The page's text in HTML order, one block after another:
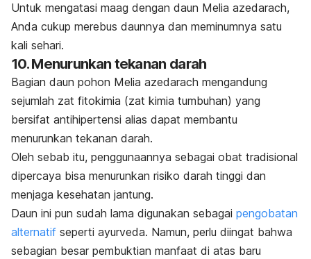
Untuk mengatasi maag dengan daun Melia azedarach,
Anda cukup merebus daunnya dan meminumnya satu
kali sehari.
10. Menurunkan tekanan darah
Bagian daun pohon Melia azedarach mengandung
sejumlah zat fitokimia (zat kimia tumbuhan) yang
bersifat antihipertensi alias dapat membantu
menurunkan tekanan darah.
Oleh sebab itu, penggunaannya sebagai obat tradisional
dipercaya bisa menurunkan risiko darah tinggi dan
menjaga kesehatan jantung.
Daun ini pun sudah lama digunakan sebagai pengobatan
alternatif seperti ayurveda. Namun, perlu diingat bahwa
sebagian besar pembuktian manfaat di atas baru